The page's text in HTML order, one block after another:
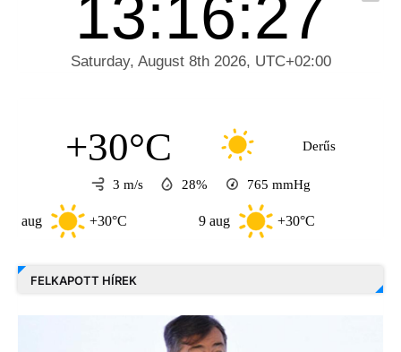
+30°C Derűs
3 m/s 28% 765 mmHg
+30°C +30°C
FELKAPOTT HÍREK